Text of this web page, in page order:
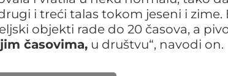
i treći talas tokom jeseni i
objekti rade do 20 časova, a
časovima, u društvu“, navodi on.